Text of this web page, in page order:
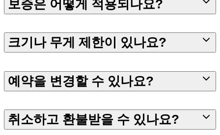
보증은 어떻게 적용되나요?
크기나 무게 제한이 있나요?
예약을 변경할 수 있나요?
취소하고 환불받을 수 있나요?